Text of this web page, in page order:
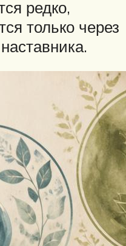
редко,
только через